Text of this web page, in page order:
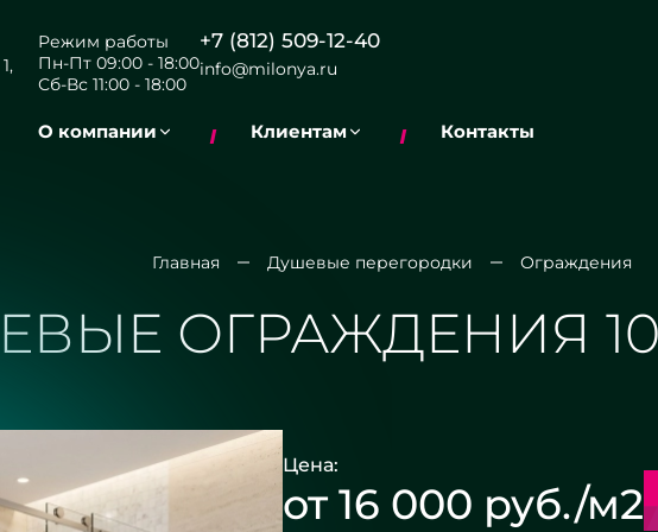
Режим работы
Пн-Пт 09:00 - 18:00
Сб-Вс 11:00 - 18:00
+7 (812) 509-12-40
info@milonya.ru
О компании Клиентам Контакты
Главная Душевые перегородки Ограждения
ОГРАЖДЕНИЯ
Цена:
от 16 000 руб./м2